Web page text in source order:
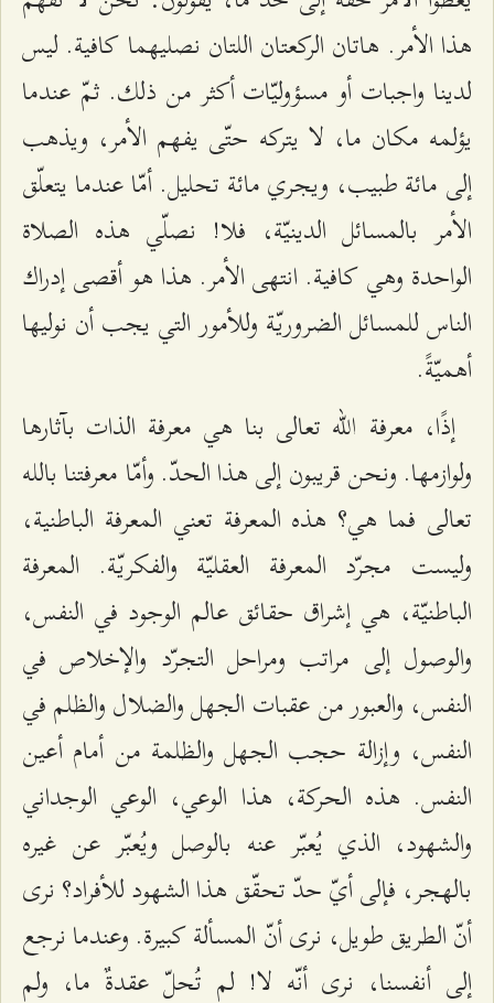
هذا الأمر. هاتان الركعتان اللتان نصليهما كافية. ليس
لدينا واجبات أو مسؤوليّات أكثر من ذلك. ثمّ عندما
يؤلمه مكان ما، لا يتركه حتّى يفهم الأمر، ويذهب
إلى مائة طبيب، ويجري مائة تحليل. أمّا عندما يتعلّق
الأمر بالمسائل الدينيّة، فلا! نصلّي هذه الصلاة
الواحدة وهي كافية. انتهى الأمر. هذا هو أقصى إدراك
الناس للمسائل الضروريّة وللأمور التي يجب أن نوليها
أهميّةً.
إذًا، معرفة الله تعالى بنا هي معرفة الذات بآثارها
ولوازمها. ونحن قريبون إلى هذا الحدّ. وأمّا معرفتنا بالله
تعالى فما هي؟ هذه المعرفة تعني المعرفة الباطنية،
وليست مجرّد المعرفة العقليّة والفكريّة. المعرفة
الباطنيّة، هي إشراق حقائق عالم الوجود في النفس،
والوصول إلى مراتب ومراحل التجرّد والإخلاص في
النفس، والعبور من عقبات الجهل والضلال والظلم في
النفس، وإزالة حجب الجهل والظلمة من أمام أعين
النفس. هذه الحركة، هذا الوعي، الوعي الوجداني
والشهود، الذي يُعبّر عنه بالوصل ويُعبّر عن غيره
بالهجر، فإلى أيّ حدّ تحقّق هذا الشهود للأفراد؟ نرى
أنّ الطريق طويل، نرى أنّ المسألة كبيرة. وعندما نرجع
إلى أنفسنا، نرى أنّه لا! لم تُحلّ عقدةٌ ما، ولم